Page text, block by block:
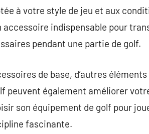
à votre style de jeu et aux
accessoire indispensable pour
pendant une partie de golf.
de base, d’autres
peuvent également améliorer
son équipement de golf pour
fascinante.